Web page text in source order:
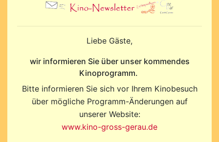
Liebe Gäste,
wir informieren Sie über unser kommendes
Kinoprogramm.
Bitte informieren Sie sich vor Ihrem Kinobesuch
über mögliche Programm-Änderungen auf
unserer Website:
www.kino-gross-gerau.de